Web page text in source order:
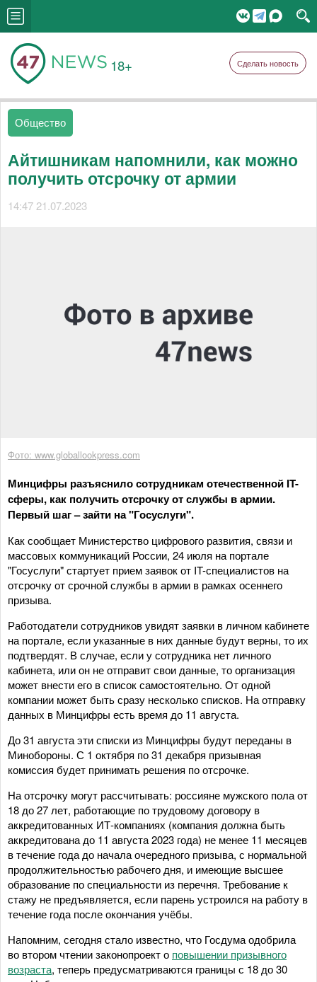
18+ Сделать новость
Общество
Айтишникам напомнили, как можно
получить отсрочку от армии
14:47 21.07.2023
Фото: www.globallookpress.com
Минцифры разъяснило сотрудникам отечественной IT-
сферы, как получить отсрочку от службы в армии.
Первый шаг – зайти на "Госуслуги".
Как сообщает Министерство цифрового развития, связи и
массовых коммуникаций России, 24 июля на портале
"Госуслуги" стартует прием заявок от IT-специалистов на
отсрочку от срочной службы в армии в рамках осеннего
призыва.
Работодатели сотрудников увидят заявки в личном кабинете
на портале, если указанные в них данные будут верны, то их
подтвердят. В случае, если у сотрудника нет личного
кабинета, или он не отправит свои данные, то организация
может внести его в список самостоятельно. От одной
компании может быть сразу несколько списков. На отправку
данных в Минцифры есть время до 11 августа.
До 31 августа эти списки из Минцифры будут переданы в
Минобороны. С 1 октября по 31 декабря призывная
комиссия будет принимать решения по отсрочке.
На отсрочку могут рассчитывать: россияне мужского пола от
18 до 27 лет, работающие по трудовому договору в
аккредитованных ИТ-компаниях (компания должна быть
аккредитована до 11 августа 2023 года) не менее 11 месяцев
в течение года до начала очередного призыва, с нормальной
продолжительностью рабочего дня, и имеющие высшее
образование по специальности из перечня. Требование к
стажу не предъявляется, если парень устроился на работу в
течение года после окончания учёбы.
Напомним, сегодня стало известно, что Госдума одобрила
во втором чтении законопроект о повышении призывного
возраста, теперь предусматриваются границы с 18 до 30